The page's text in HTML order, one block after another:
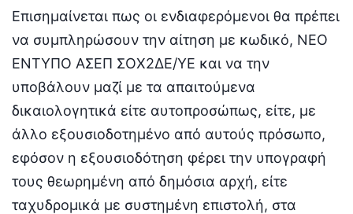
Επισημαίνεται πως οι ενδιαφερόμενοι θα πρέπει
να συμπληρώσουν την αίτηση με κωδικό, ΝΕΟ
ΕΝΤΥΠΟ ΑΣΕΠ ΣΟΧ2ΔΕ/ΥΕ και να την
υποβάλουν μαζί με τα απαιτούμενα
δικαιολογητικά είτε αυτοπροσώπως, είτε, με
άλλο εξουσιοδοτημένο από αυτούς πρόσωπο,
εφόσον η εξουσιοδότηση φέρει την υπογραφή
τους θεωρημένη από δημόσια αρχή, είτε
ταχυδρομικά με συστημένη επιστολή, στα